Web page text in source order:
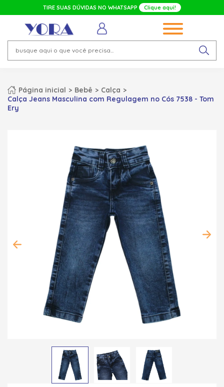
TIRE SUAS DÚVIDAS NO WHATSAPP Clique aqui!
Página inicial Bebê
Calça
Calça Jeans Masculina com Regulagem no Cós 7538 - Tom
Ery